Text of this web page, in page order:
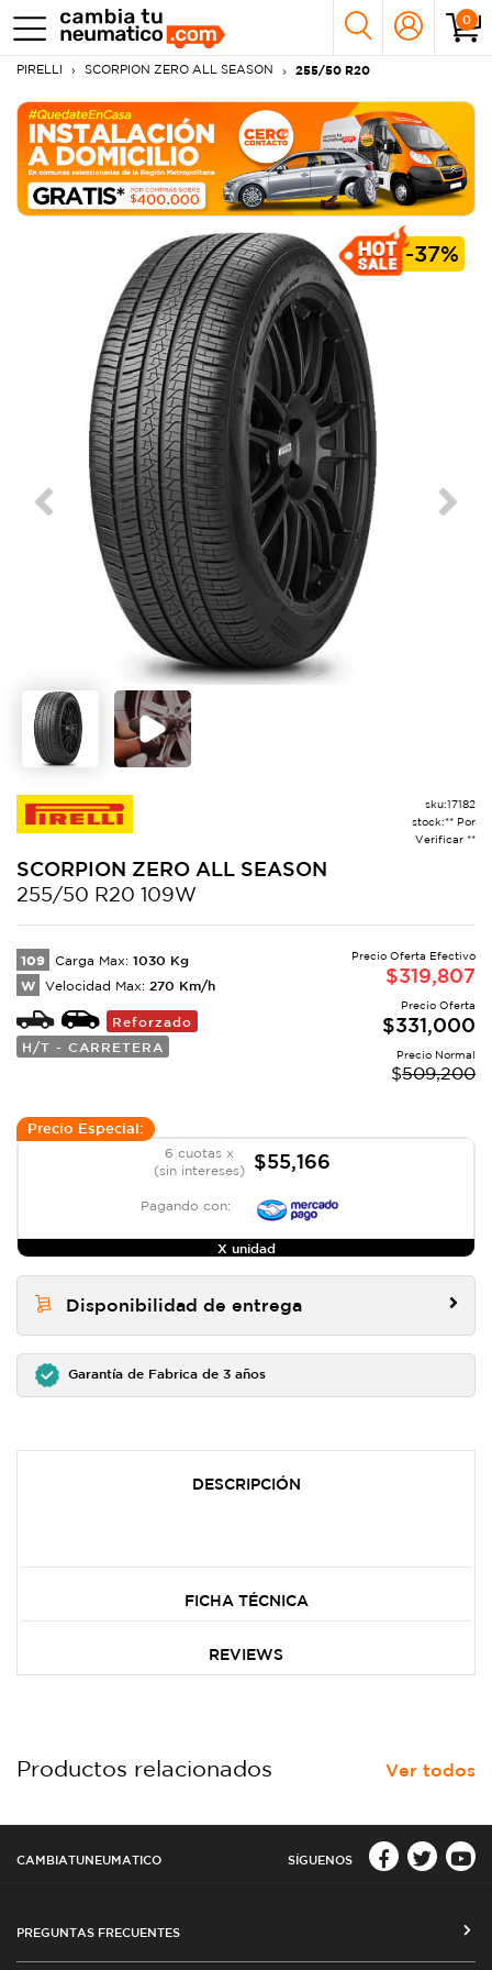
0
PIRELLI SCORPION ZERO ALL SEASON 255/50 R20
-37%
Previous Next
sku:17182
stock:** Por
Verificar **
SCORPION ZERO ALL SEASON
255/50 R20 109W
109 Carga Max: 1030 Kg
W Velocidad Max: 270 Km/h
Reforzado
H/T - CARRETERA
Precio Oferta Efectivo
$319,807
Precio Oferta
$331,000
Precio Normal
$509,200
Precio Especial:
6 cuotas x
(sin intereses)
$55,166
Pagando con:
X unidad
Disponibilidad de entrega
Garantía de Fabrica de 3 años
DESCRIPCIÓN
FICHA TÉCNICA
REVIEWS
Productos relacionados Ver todos
CAMBIATUNEUMATICO SÍGUENOS
PREGUNTAS FRECUENTES